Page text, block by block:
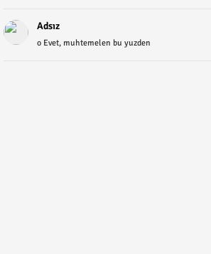
Adsız
o Evet, muhtemelen bu yuzden